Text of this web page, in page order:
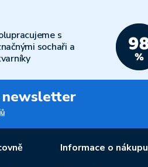
s
sochaři a
newsletter
Informace o nákupu